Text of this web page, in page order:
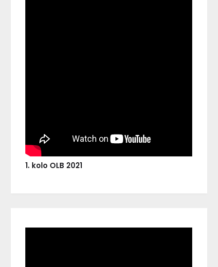
1. kolo OLB 2021